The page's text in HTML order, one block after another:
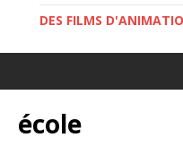
DES FILMS
école